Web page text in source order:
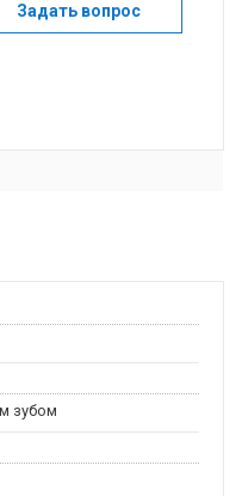
Задать вопрос
зубом